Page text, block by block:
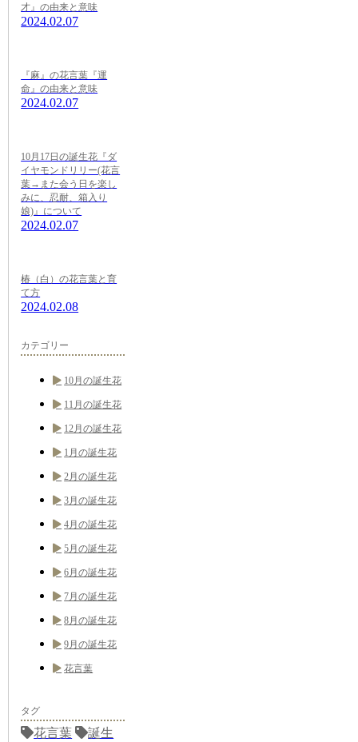
才』の由来と意味
2024.02.07
『麻』の花言葉『運
命』の由来と意味
2024.02.07
10月17日の誕生花『ダ
イヤモンドリリー(花言
葉→また会う日を楽し
みに、忍耐、箱入り
娘)』について
2024.02.07
椿（白）の花言葉と育
て方
2024.02.08
カテゴリー
10月の誕生花
11月の誕生花
12月の誕生花
1月の誕生花
2月の誕生花
3月の誕生花
4月の誕生花
5月の誕生花
6月の誕生花
7月の誕生花
8月の誕生花
9月の誕生花
花言葉
タグ
花言葉
誕生